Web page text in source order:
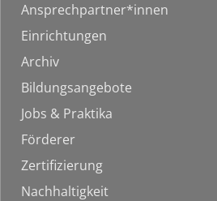
Ansprechpartner*innen
Einrichtungen
Archiv
Bildungsangebote
Jobs & Praktika
Förderer
Zertifizierung
Nachhaltigkeit